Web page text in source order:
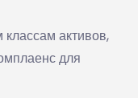
активов,
для